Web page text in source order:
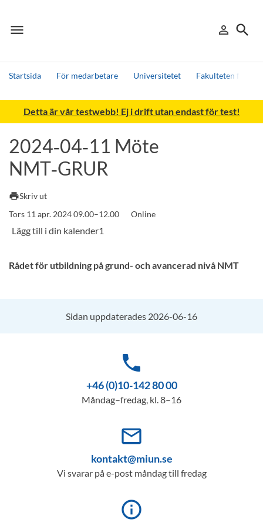
menu
Meny person_outline
Logga in
search
Sök
Startsida För medarbetare Universitetet Fakulteten för
Sök
Andra söktjänster
Detta är vår testwebb! Ej i drift utan endast för test!
2024‑04‑11 Möte
NMT‑GRUR
printSkriv ut
Tors 11 apr. 2024 09.00–12.00
Online
Rådet för utbildning på grund- och avancerad nivå NMT
Sidan uppdaterades 2026-06-16
phone
+46 (0)10-142 80 00
Måndag–fredag, kl. 8–16
mail_outline
kontakt@miun.se
Vi svarar på e-post måndag till fredag
info_outline